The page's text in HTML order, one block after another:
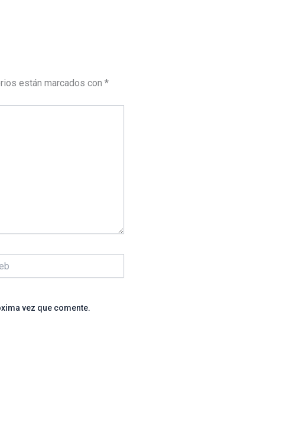
están marcados con *
vez que comente.